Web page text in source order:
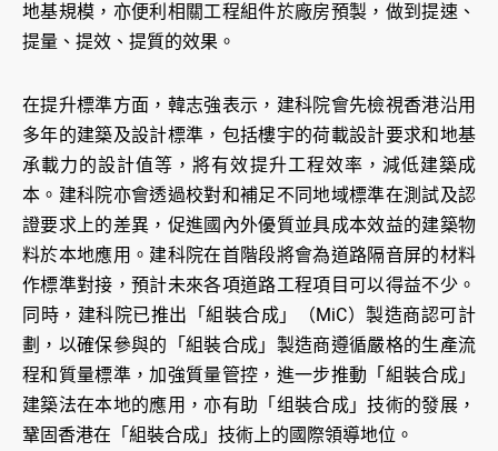
地基規模，亦便利相關工程組件於廠房預製，做到提速、
提量、提效、提質的效果。
在提升標準方面，韓志強表示，建科院會先檢視香港沿用
多年的建築及設計標準，包括樓宇的荷載設計要求和地基
承載力的設計值等，將有效提升工程效率，減低建築成
本。建科院亦會透過校對和補足不同地域標準在測試及認
證要求上的差異，促進國內外優質並具成本效益的建築物
料於本地應用。建科院在首階段將會為道路隔音屏的材料
作標準對接，預計未來各項道路工程項目可以得益不少。
同時，建科院已推出「組裝合成」（MiC）製造商認可計
劃，以確保參與的「組裝合成」製造商遵循嚴格的生產流
程和質量標準，加強質量管控，進一步推動「組裝合成」
建築法在本地的應用，亦有助「组裝合成」技術的發展，
鞏固香港在「組裝合成」技術上的國際領導地位。